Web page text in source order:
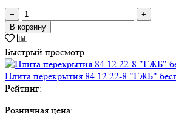
−
+
В корзину
Быстрый просмотр
Плита перекрытия 84.12.22-8 "ГЖБ"
Рейтинг:
Розничная цена: